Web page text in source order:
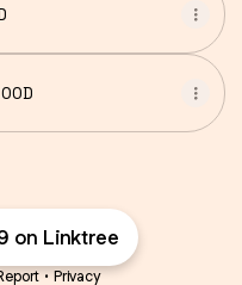
on Linktree
• Privacy